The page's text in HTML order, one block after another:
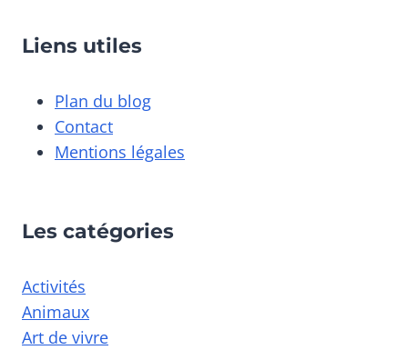
Liens utiles
Plan du blog
Contact
Mentions légales
Les catégories
Activités
Animaux
Art de vivre